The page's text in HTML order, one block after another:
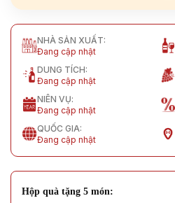
NHÀ SẢN XUẤT:
Đang cập nhật
DUNG TÍCH:
Đang cập nhật
NIÊN VỤ:
Đang cập nhật
QUỐC GIA:
Đang cập nhật
Hộp quà tặng 5 món: